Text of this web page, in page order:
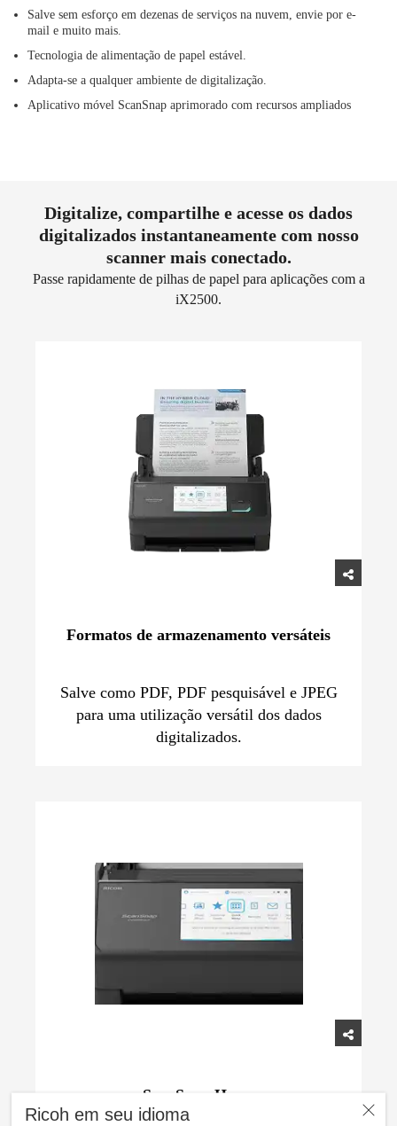
Ricoh em seu idioma
Salve sem esforço em dezenas de serviços na nuvem, envie por e-
mail e muito mais.
Tecnologia de alimentação de papel estável.
Adapta-se a qualquer ambiente de digitalização.
Aplicativo móvel ScanSnap aprimorado com recursos ampliados
Digitalize, compartilhe e acesse os dados
digitalizados instantaneamente com nosso
scanner mais conectado.
Passe rapidamente de pilhas de papel para aplicações com a
iX2500.
Formatos de armazenamento versáteis
Salve como PDF, PDF pesquisável e JPEG
para uma utilização versátil dos dados
digitalizados.
ScanSnap Home